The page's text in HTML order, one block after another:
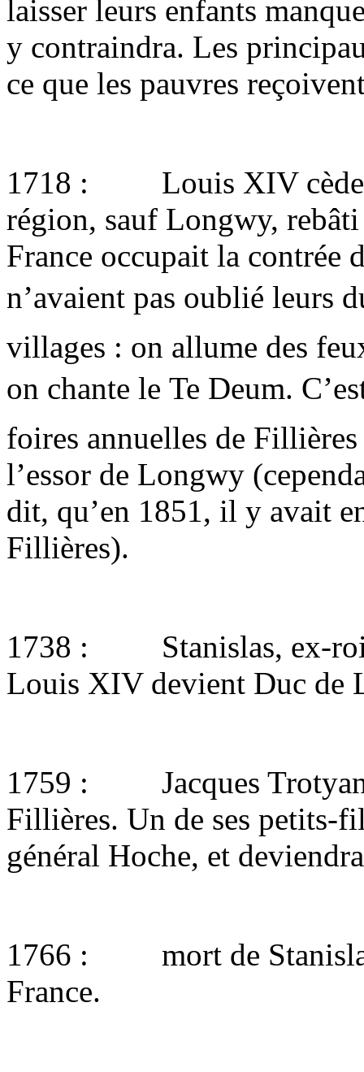
laisser leurs enfants
y contraindra. Les
ce que les pauvres
1718 : Louis XIV cède
région, sauf Longwy,
France occupait la contrée
n’avaient pas oublié leurs
villages : on allume des
on chante le Te Deum.
foires annuelles de
l’essor de Longwy
dit, qu’en 1851, il y avait
Fillières).
1738 : Stanislas, ex-roi
Louis XIV devient Duc de
1759 : Jacques
Fillières. Un de ses petits-
général Hoche, et
1766 : mort de Stanislas
France.